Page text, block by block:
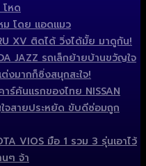
โหด
โดย แอดแมว
XV ติดได้ วิ่งได้มั้ย มาดูกัน!
JAZZ รถเล็กย้ายบ้านขวัญใจ
มากก็ซิ่งสนุกสะใจ!
ร์คันแรกของไทย NISSAN
ใจสายประหยัด ขับดีซ่อมถูก
VIOS มือ 1 รวม 3 รุ่นเอาไว้
ๆ จ้า